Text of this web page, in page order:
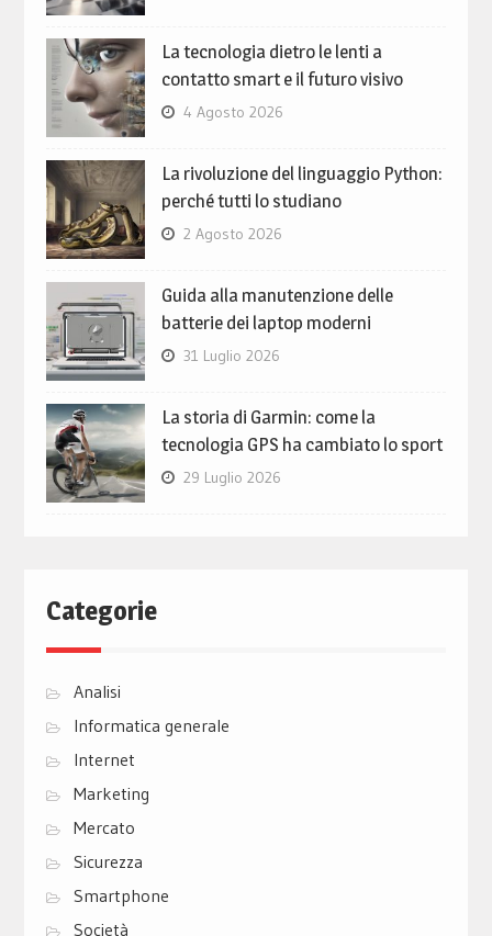
La tecnologia dietro le lenti a
contatto smart e il futuro visivo
4 Agosto 2026
La rivoluzione del linguaggio Python:
perché tutti lo studiano
2 Agosto 2026
Guida alla manutenzione delle
batterie dei laptop moderni
31 Luglio 2026
La storia di Garmin: come la
tecnologia GPS ha cambiato lo sport
29 Luglio 2026
Categorie
Analisi
Informatica generale
Internet
Marketing
Mercato
Sicurezza
Smartphone
Società